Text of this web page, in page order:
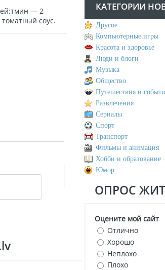
— 2
соус.
КАТЕГОРИИ
Другое
Компьютерные игры
Красота и здоровье
Люди и блоги
Музыка
Общество
Путешествия и
Развлечения
Сериалы
Спорт
Транспорт
Фильмы и анимация
Хобби и образование
Юмор
ОПРОС
Оцените мой сайт
Отлично
Хорошо
Неплохо
Плохо